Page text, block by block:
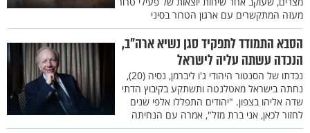
מעזה המתקשרים עם ארגון הטרור בסיני
הסבא התמודד לתפקיד סגן נשיא ארה"ב,
הנכדה עשתה עליה לישראל
נכדתו של הסנטור היהודי ג'ו ליברמן, נסיה (20),
נחתה בישראל מאטלנטה ותשתקע בקיבוץ הדתי
שדה אליהו בצפון. "יהודים התפללו אלפי שנים
לחזור לכאן, אני ברת מזל", אמרה עם הנחיתה